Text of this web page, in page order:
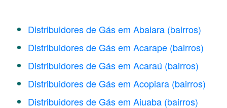
Distribuidores de Gás em Abaiara (bairros)
Distribuidores de Gás em Acarape (bairros)
Distribuidores de Gás em Acaraú (bairros)
Distribuidores de Gás em Acopiara (bairros)
Distribuidores de Gás em Aiuaba (bairros)